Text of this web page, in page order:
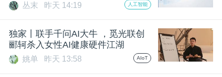
丛末 昨天 14:19 人工智能
独家丨联手千问AI大牛 ，觅光联创
郦轲杀入女性AI健康硬件江湖
姚单 昨天 13:58 AIoT